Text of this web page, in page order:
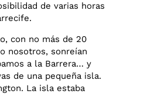
de varias horas
con no más de 20
nosotros, sonreían
a la Barrera… y
de una pequeña isla.
La isla estaba